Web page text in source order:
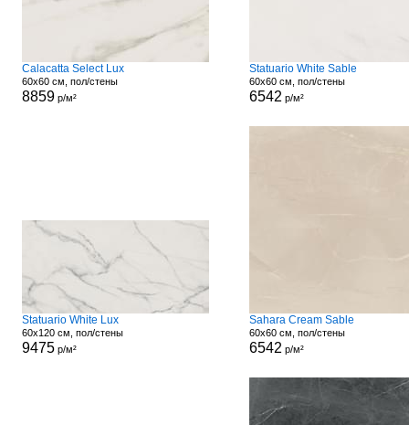
Calacatta Select Lux
60x60 см, пол/стены
8859р/м²
Statuario White Sable
60x60 см, пол/стены
6542 р/м²
Statuario White Lux
60x120 см, пол/стены
9475р/м²
Sahara Cream Sable
60x60 см, пол/стены
6542 р/м²